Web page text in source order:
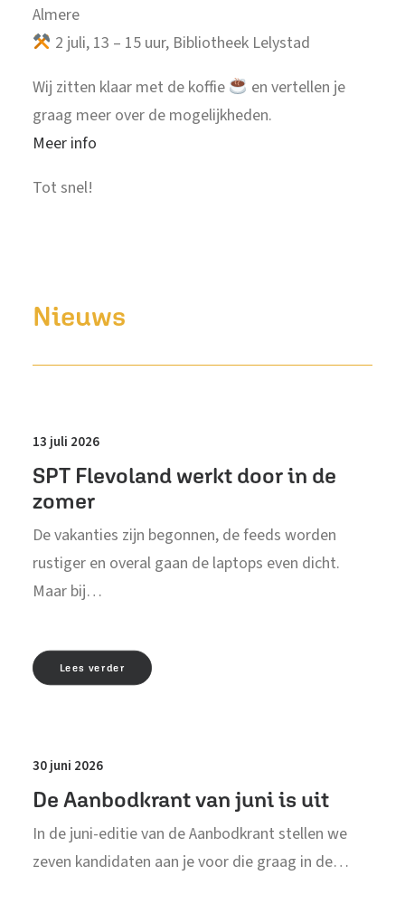
Almere
2 juli, 13 – 15 uur, Bibliotheek Lelystad
Wij zitten klaar met de koffie
en vertellen je
graag meer over de mogelijkheden.
Meer info
Tot snel!
Nieuws
13 juli 2026
SPT Flevoland werkt door in de
zomer
De vakanties zijn begonnen, de feeds worden
rustiger en overal gaan de laptops even dicht.
Maar bij…
Lees verder
30 juni 2026
De Aanbodkrant van juni is uit
In de juni-editie van de Aanbodkrant stellen we
zeven kandidaten aan je voor die graag in de…